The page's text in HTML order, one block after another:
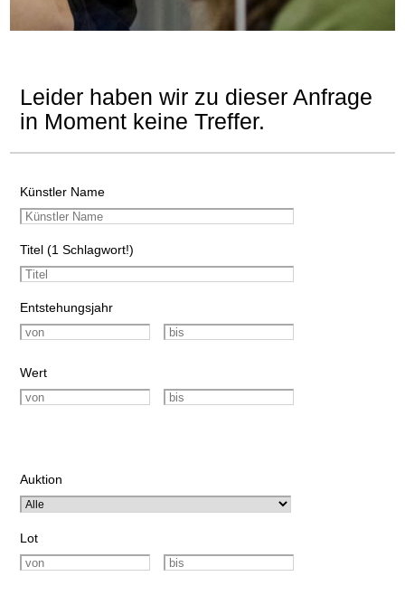
Leider haben wir zu dieser Anfrage
in Moment keine Treffer.
Künstler Name
Titel (1 Schlagwort!)
Entstehungsjahr
Wert
Auktion
Lot